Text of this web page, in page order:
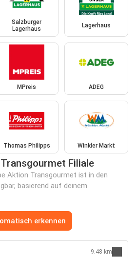
Salzburger
Lagerhaus
Lagerhaus
MPreis ADEG
Thomas Philipps Winkler Markt
Filiale
Aktion Transgourmet ist in den
basierend auf deinem
erkennen
9.48 km